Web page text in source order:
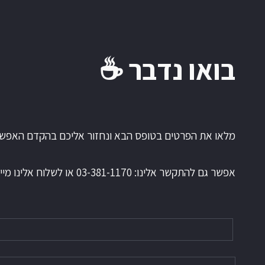
בואו נדבר ☕️
מלאו את הפרטים בטופס הבא ונחזור אליכם בהקדם
אפשר גם להתקשר אלינו: 03-381-1170 או לשלוח אלינו מייל: sales@mm-tech.co.il